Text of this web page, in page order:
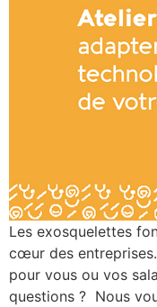
Les exosquelettes
cœur des
pour vous ou vos
questions ? Nous